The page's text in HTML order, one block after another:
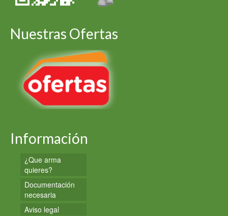
Nuestras Ofertas
Información
¿Que arma
quieres?
Documentación
necesaria
Aviso legal